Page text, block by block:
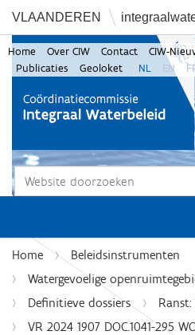
VLAANDEREN
Zoek
Home Over CIW Contact CIW-
Publicaties
Geoloket NL EN
Home
Beleidsinstrumenten
Watergevoelige
Definitieve dossiers
VR 2024 1907 DOC.1041-295